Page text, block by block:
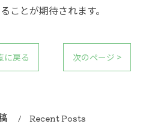
ことが期待されます。
に戻る 次のページ >
Recent Posts